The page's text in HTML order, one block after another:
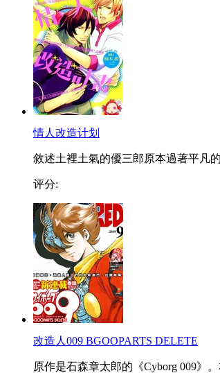
情人改造计划
敘述土裡土氣的優三郎原本過著平凡
评分:
改造人009 BGOOPARTS DELETE
原作是石森章太郎的《Cyborg 009》